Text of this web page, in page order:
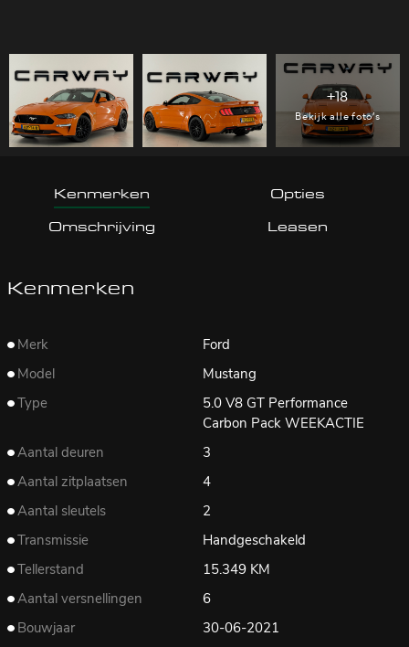
+18
Bekijk alle foto’s
Kenmerken
Opties
Omschrijving
Leasen
Kenmerken
Merk
Ford
Model
Mustang
Type
5.0 V8 GT Performance
Carbon Pack WEEKACTIE
Aantal deuren
3
Aantal zitplaatsen
4
Aantal sleutels
2
Transmissie
Handgeschakeld
Tellerstand
15.349 KM
Aantal versnellingen
6
Bouwjaar
30-06-2021